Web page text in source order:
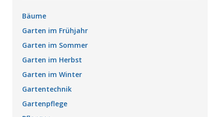
Bäume
Garten im Frühjahr
Garten im Sommer
Garten im Herbst
Garten im Winter
Gartentechnik
Gartenpflege